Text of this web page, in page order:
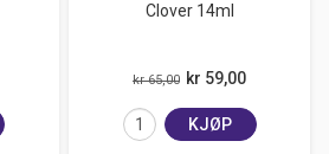
Clover 14ml
kr 65,00 kr 59,00
KJØP